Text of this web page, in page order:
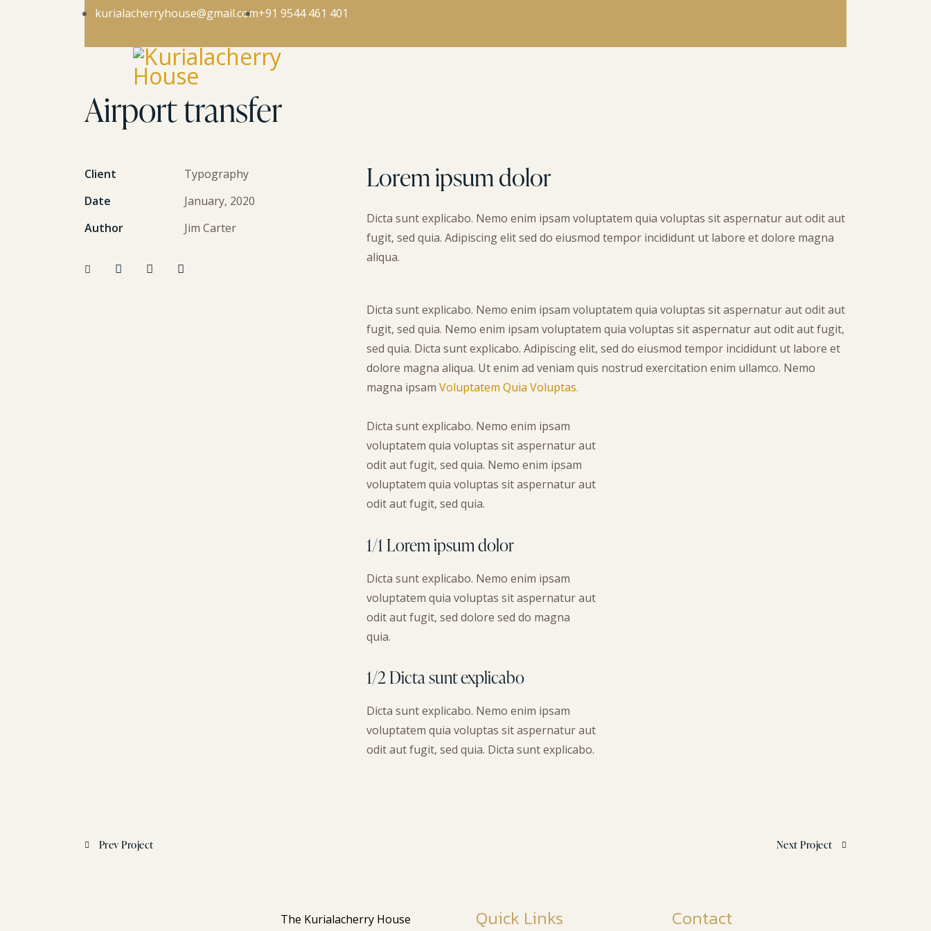
kurialacherryhouse@gmail.com+91 9544 461 401
Airport transfer
Client
Typography
Date
January, 2020
Author
Jim Carter
Lorem ipsum dolor
Dicta sunt explicabo. Nemo enim ipsam voluptatem quia voluptas sit aspernatur aut odit aut
fugit, sed quia. Adipiscing elit sed do eiusmod tempor incididunt ut labore et dolore magna
aliqua.
Dicta sunt explicabo. Nemo enim ipsam voluptatem quia voluptas sit aspernatur aut odit aut
fugit, sed quia. Nemo enim ipsam voluptatem quia voluptas sit aspernatur aut odit aut fugit,
sed quia. Dicta sunt explicabo. Adipiscing elit, sed do eiusmod tempor incididunt ut labore et
dolore magna aliqua. Ut enim ad veniam quis nostrud exercitation enim ullamco. Nemo
magna ipsam Voluptatem Quia Voluptas.
Dicta sunt explicabo. Nemo enim ipsam
voluptatem quia voluptas sit aspernatur aut
odit aut fugit, sed quia. Nemo enim ipsam
voluptatem quia voluptas sit aspernatur aut
odit aut fugit, sed quia.
1/1 Lorem ipsum dolor
Dicta sunt explicabo. Nemo enim ipsam
voluptatem quia voluptas sit aspernatur aut
odit aut fugit, sed dolore sed do magna
quia.
1/2 Dicta sunt explicabo
Dicta sunt explicabo. Nemo enim ipsam
voluptatem quia voluptas sit aspernatur aut
odit aut fugit, sed quia. Dicta sunt explicabo.
Prev Project Next Project
The Kurialacherry House Quick Links Contact